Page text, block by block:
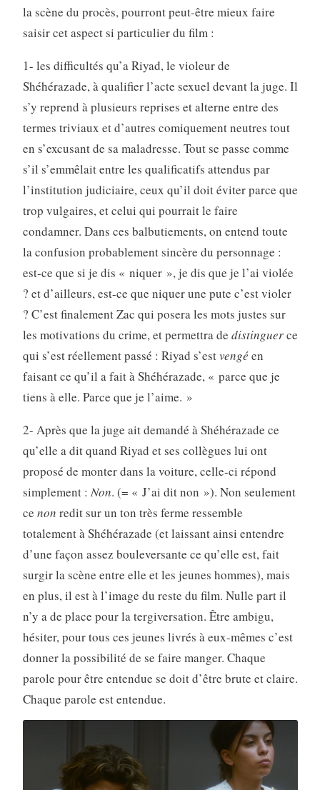
la scène du procès, pourront peut-être mieux faire
saisir cet aspect si particulier du film :
1- les difficultés qu’a Riyad, le violeur de
Shéhérazade, à qualifier l’acte sexuel devant la juge. Il
s’y reprend à plusieurs reprises et alterne entre des
termes triviaux et d’autres comiquement neutres tout
en s’excusant de sa maladresse. Tout se passe comme
s’il s’emmêlait entre les qualificatifs attendus par
l’institution judiciaire, ceux qu’il doit éviter parce que
trop vulgaires, et celui qui pourrait le faire
condamner. Dans ces balbutiements, on entend toute
la confusion probablement sincère du personnage :
est-ce que si je dis « niquer », je dis que je l’ai violée
? et d’ailleurs, est-ce que niquer une pute c’est violer
? C’est finalement Zac qui posera les mots justes sur
les motivations du crime, et permettra de distinguerce
qui s’est réellement passé : Riyad s’estvengéen
faisant ce qu’il a fait à Shéhérazade, « parce que je
tiens à elle. Parce que je l’aime. »
2- Après que la juge ait demandé à Shéhérazade ce
qu’elle a dit quand Riyad et ses collègues lui ont
proposé de monter dans la voiture, celle-ci répond
simplement : Non. (= « J’ai dit non »). Non seulement
ce non redit sur un ton très ferme ressemble
totalement à Shéhérazade (et laissant ainsi entendre
d’une façon assez bouleversante ce qu’elle est, fait
surgir la scène entre elle et les jeunes hommes), mais
en plus, il est à l’image du reste du film. Nulle part il
n’y a de place pour la tergiversation. Être ambigu,
hésiter, pour tous ces jeunes livrés à eux-mêmes c’est
donner la possibilité de se faire manger. Chaque
parole pour être entendue se doit d’être brute et claire.
Chaque parole est entendue.